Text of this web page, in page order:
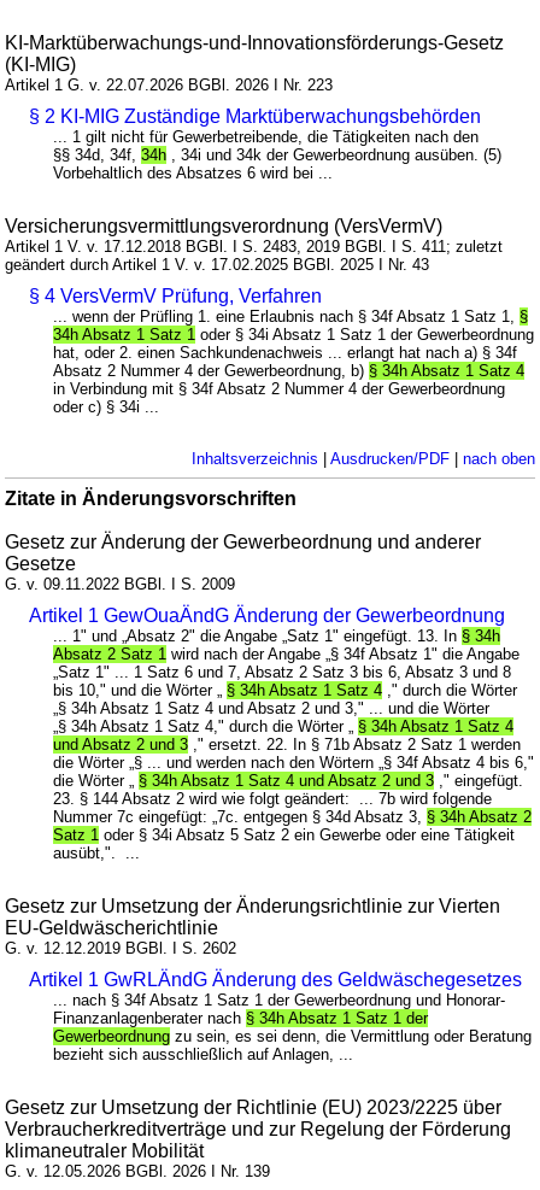
KI-Marktüberwachungs-und-Innovationsförderungs-Gesetz
(KI-MIG)
Artikel 1 G. v. 22.07.2026 BGBl. 2026 I Nr. 223
§ 2 KI-MIG Zuständige Marktüberwachungsbehörden
... 1 gilt nicht für Gewerbetreibende, die Tätigkeiten nach den
§§ 34d, 34f,34h , 34i und 34k der Gewerbeordnung ausüben. (5)
Vorbehaltlich des Absatzes 6 wird bei ...
Versicherungsvermittlungsverordnung (VersVermV)
Artikel 1 V. v. 17.12.2018 BGBl. I S. 2483, 2019 BGBl. I S. 411; zuletzt
geändert durch Artikel 1 V. v. 17.02.2025 BGBl. 2025 I Nr. 43
§ 4 VersVermV Prüfung, Verfahren
... wenn der Prüfling 1. eine Erlaubnis nach § 34f Absatz 1 Satz 1, §
34h Absatz 1 Satz 1 oder § 34i Absatz 1 Satz 1 der Gewerbeordnung
hat, oder 2. einen Sachkundenachweis ... erlangt hat nach a) § 34f
Absatz 2 Nummer 4 der Gewerbeordnung, b) § 34h Absatz 1 Satz 4
in Verbindung mit § 34f Absatz 2 Nummer 4 der Gewerbeordnung
oder c) § 34i ...
Inhaltsverzeichnis | Ausdrucken/PDF| nach oben
Zitate in Änderungsvorschriften
Gesetz zur Änderung der Gewerbeordnung und anderer
Gesetze
G. v. 09.11.2022 BGBl. I S. 2009
Artikel 1 GewOuaÄndG Änderung der Gewerbeordnung
... 1" und „Absatz 2" die Angabe „Satz 1" eingefügt. 13. In § 34h
Absatz 2 Satz 1 wird nach der Angabe „§ 34f Absatz 1" die Angabe
„Satz 1" ... 1 Satz 6 und 7, Absatz 2 Satz 3 bis 6, Absatz 3 und 8
bis 10," und die Wörter „ § 34h Absatz 1 Satz 4 ," durch die Wörter
„§ 34h Absatz 1 Satz 4 und Absatz 2 und 3," ... und die Wörter
„§ 34h Absatz 1 Satz 4," durch die Wörter „ § 34h Absatz 1 Satz 4
und Absatz 2 und 3 ," ersetzt. 22. In § 71b Absatz 2 Satz 1 werden
die Wörter „§ ... und werden nach den Wörtern „§ 34f Absatz 4 bis 6,"
die Wörter „ § 34h Absatz 1 Satz 4 und Absatz 2 und 3 ," eingefügt.
23. § 144 Absatz 2 wird wie folgt geändert: ... 7b wird folgende
Nummer 7c eingefügt: „7c. entgegen § 34d Absatz 3, § 34h Absatz 2
Satz 1 oder § 34i Absatz 5 Satz 2 ein Gewerbe oder eine Tätigkeit
ausübt,". ...
Gesetz zur Umsetzung der Änderungsrichtlinie zur Vierten
EU-Geldwäscherichtlinie
G. v. 12.12.2019 BGBl. I S. 2602
Artikel 1 GwRLÄndG Änderung des Geldwäschegesetzes
... nach § 34f Absatz 1 Satz 1 der Gewerbeordnung und Honorar-
Finanzanlagenberater nach § 34h Absatz 1 Satz 1 der
Gewerbeordnung zu sein, es sei denn, die Vermittlung oder Beratung
bezieht sich ausschließlich auf Anlagen, ...
Gesetz zur Umsetzung der Richtlinie (EU) 2023/2225 über
Verbraucherkreditverträge und zur Regelung der Förderung
klimaneutraler Mobilität
G. v. 12.05.2026 BGBl. 2026 I Nr. 139